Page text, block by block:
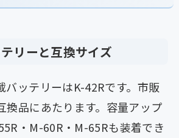
リーと互換サイズ
バッテリーはK-42Rです。市販
換品にあたります。容量アップ
・M-60R・M-65Rも装着でき